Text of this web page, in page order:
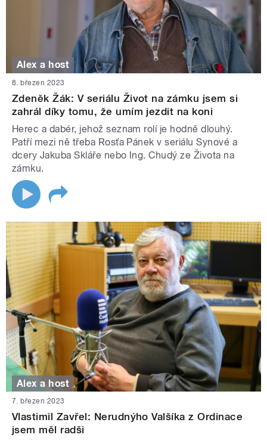
Alex a host
8. březen 2023
Zdeněk Žák: V seriálu Život na zámku jsem si
zahrál díky tomu, že umím jezdit na koni
Herec a dabér, jehož seznam rolí je hodně dlouhý.
Patří mezi ně třeba Rosťa Pánek v seriálu Synové a
dcery Jakuba Skláře nebo Ing. Chudý ze Života na
zámku.
Alex a host
7. březen 2023
Vlastimil Zavřel: Nerudnýho Valšíka z Ordinace
jsem měl radši